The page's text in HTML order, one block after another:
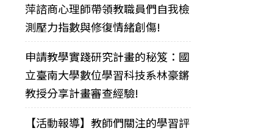
萍諮商心理師帶領教職員們自我檢
測壓力指數與修復情緒創傷!
申請教學實踐研究計畫的秘笈：國
立臺南大學數位學習科技系林豪鏘
教授分享計畫審查經驗!
【活動報導】教師們關注的學習評